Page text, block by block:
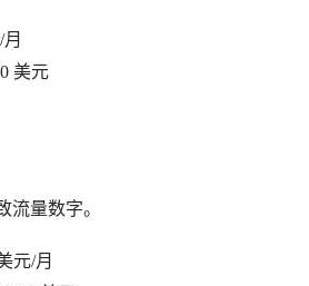
美元
量数字。
元/月